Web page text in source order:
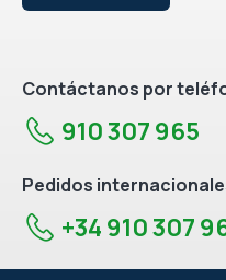
Contáctanos por
910 307 965
Pedidos
+34 910 307